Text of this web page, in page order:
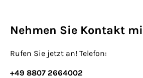
Nehmen Sie Kontakt
Rufen Sie jetzt an! Telefon:
+49 8807 2664002